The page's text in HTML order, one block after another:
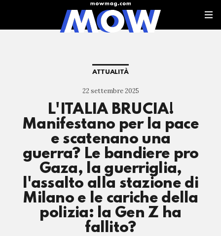
ATTUALITÀ
22 settembre 2025
L'ITALIA BRUCIA!
Manifestano per la pace
e scatenano una
guerra? Le bandiere pro
Gaza, la guerriglia,
l'assalto alla stazione di
Milano e le cariche della
polizia: la Gen Z ha
fallito?